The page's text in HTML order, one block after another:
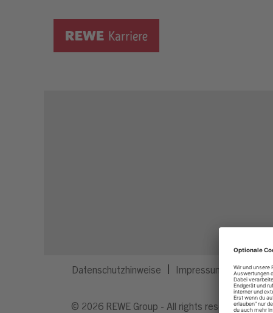
Datenschutzhinweise Impressum
© 2026 REWE Group - All rights reserved